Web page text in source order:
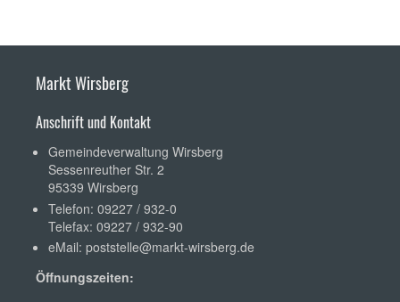
Markt Wirsberg
Anschrift und Kontakt
Gemeindeverwaltung Wirsberg
Sessenreuther Str. 2
95339 Wirsberg
Telefon: 09227 / 932-0
Telefax: 09227 / 932-90
eMail: poststelle@markt-wirsberg.de
Öffnungszeiten: